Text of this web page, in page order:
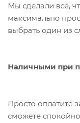
Мы сделали всё,
максимально
выбрать один из
Наличными при
Просто оплатите
сможете спокойно